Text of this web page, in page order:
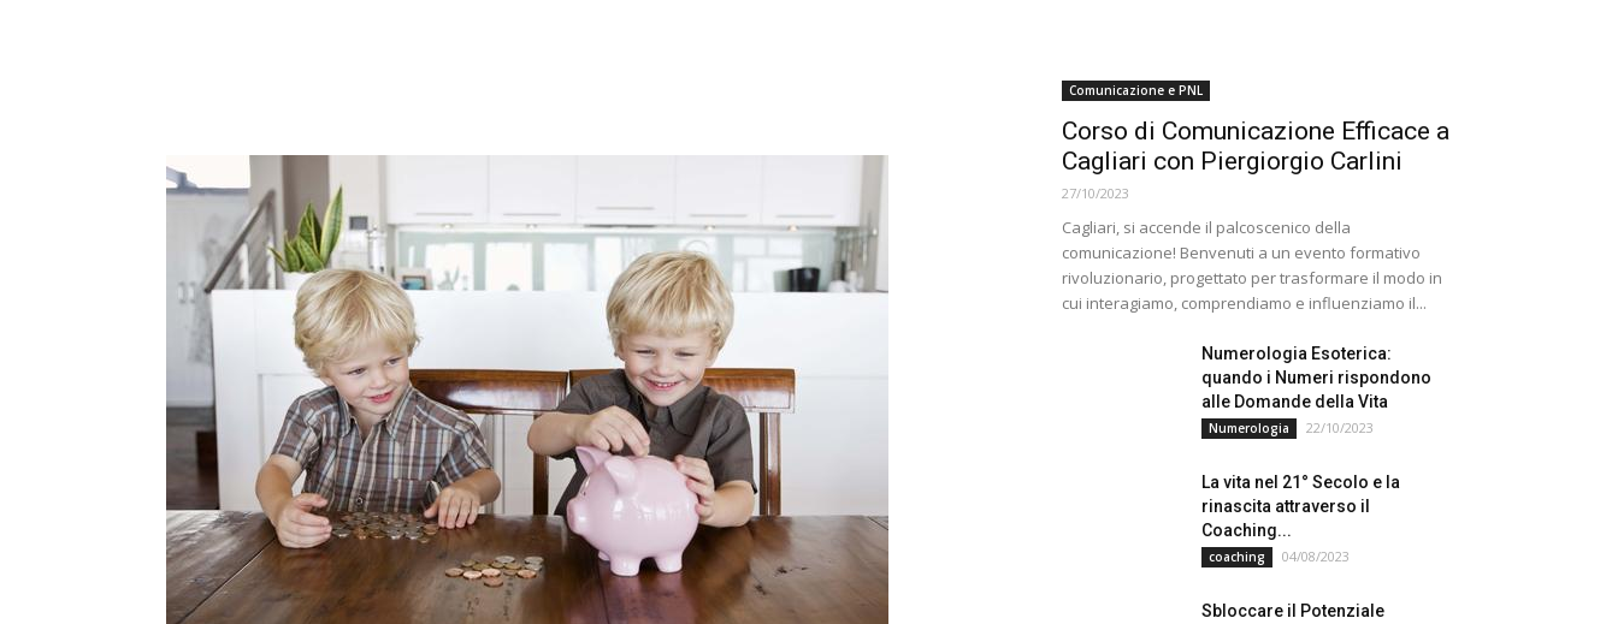
Comunicazione e PNL
Corso di Comunicazione Efficace a
Cagliari con Piergiorgio Carlini
27/10/2023
Cagliari, si accende il palcoscenico della
comunicazione! Benvenuti a un evento formativo
rivoluzionario, progettato per trasformare il modo in
cui interagiamo, comprendiamo e influenziamo il...
Numerologia Esoterica:
quando i Numeri rispondono
alle Domande della Vita
Numerologia 22/10/2023
La vita nel 21° Secolo e la
rinascita attraverso il
Coaching...
coaching 04/08/2023
Sbloccare il Potenziale